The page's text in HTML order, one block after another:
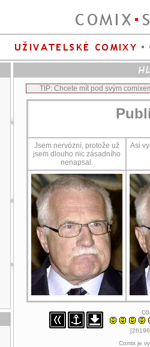
TIP: Chcete mít pod svým
Jsem nervózní, protože už
jsem dlouho nic zásadního
nenapsal.
Asi
Comix je